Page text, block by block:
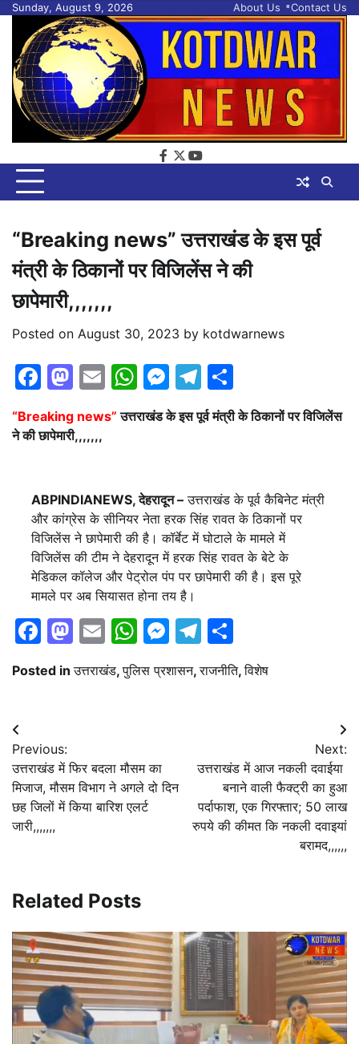
Skip
content
Sunday, August 9, 2026 About Us Contact Us
facebook
twitter
youtube
“Breaking news” उत्तराखंड के इस पूर्व
मंत्री के ठिकानों पर विजिलेंस ने की
छापेमारी,,,,,,,
Posted on August 30, 2023 by kotdwarnews
Facebook
Mastodon
EmailWhatsApp
Messenger
Telegram
“Breaking news” उत्तराखंड के इस पूर्व मंत्री के ठिकानों पर विजिलेंस
ने की छापेमारी,,,,,,,
ABPINDIANEWS, देहरादून – उत्तराखंड के पूर्व कैबिनेट मंत्री
और कांग्रेस के सीनियर नेता हरक सिंह रावत के ठिकानों पर
विजिलेंस ने छापेमारी की है। कॉर्बेट में घोटाले के मामले में
विजिलेंस की टीम ने देहरादून में हरक सिंह रावत के बेटे के
मेडिकल कॉलेज और पेट्रोल पंप पर छापेमारी की है। इस पूरे
मामले पर अब सियासत होना तय है।
Facebook
Mastodon
EmailWhatsApp
Messenger
Telegram
Posted inउत्तराखंड,पुलिस प्रशासन,राजनीति,विशेष
Post
navigation
Previous:
उत्तराखंड में फिर बदला मौसम का
मिजाज, मौसम विभाग ने अगले दो दिन
छह जिलों में किया बारिश एलर्ट
जारी,,,,,,,
Next:
उत्तराखंड में आज नकली दवाईया
बनाने वाली फैक्ट्री का हुआ
पर्दाफाश, एक गिरफ्तार; 50 लाख
रुपये की कीमत कि नकली दवाइयां
बरामद,,,,,,
Related Posts